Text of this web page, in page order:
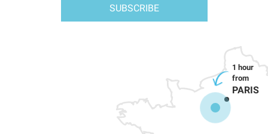
SUBSCRIBE
PARIS